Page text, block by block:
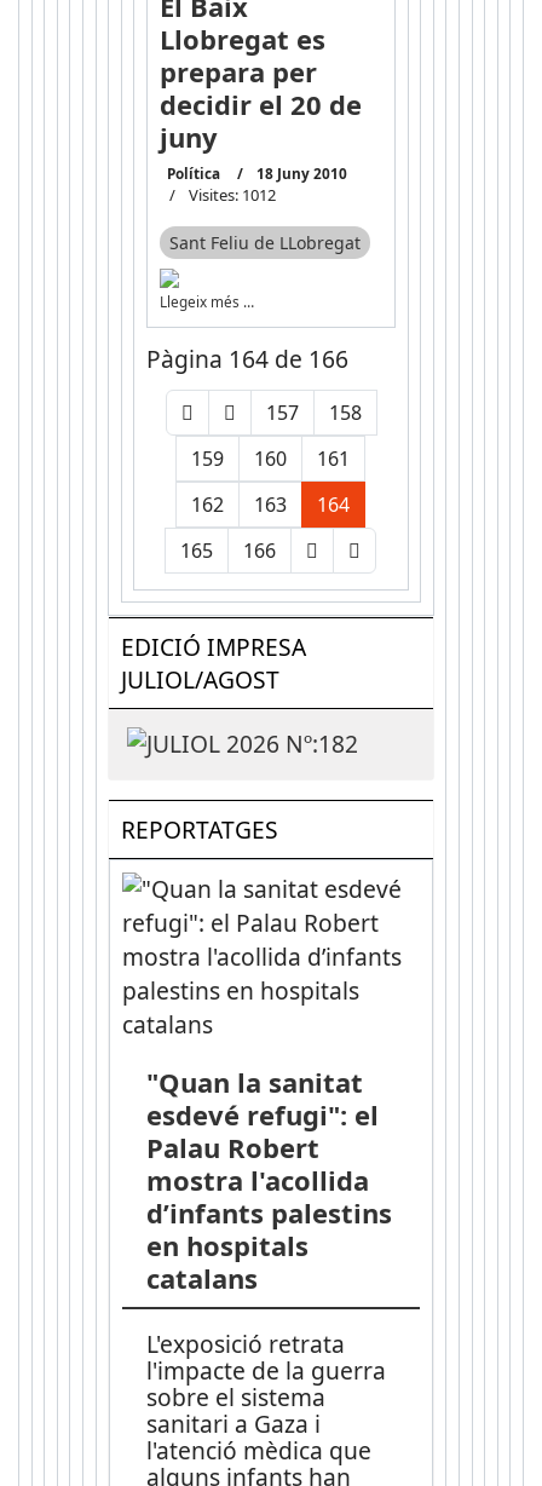
Llobregat es
prepara per
decidir el 20 de
juny
Política 18 Juny 2010
Visites: 1012
Sant Feliu de LLobregat
Llegeix més …
Pàgina 164 de 166
157
158
159
160
161
162
163
164
165
166
EDICIÓ IMPRESA
JULIOL/AGOST
REPORTATGES
"Quan la sanitat
esdevé refugi": el
Palau Robert
mostra l'acollida
d’infants palestins
en hospitals
catalans
L'exposició retrata
l'impacte de la guerra
sobre el sistema
sanitari a Gaza i
l'atenció mèdica que
alguns infants han